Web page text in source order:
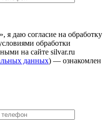
я даю согласие на обработку
обработки
на сайте silvar.ru
данных) — ознакомлен